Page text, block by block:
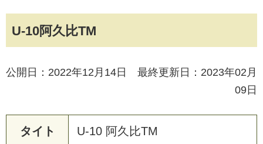
U-10阿久比TM
公開日：2022年12月14日 最終更新日：2023年02月
09日
タイト U-10 阿久 比TM